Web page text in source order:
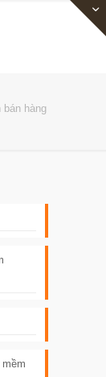
bán hàng